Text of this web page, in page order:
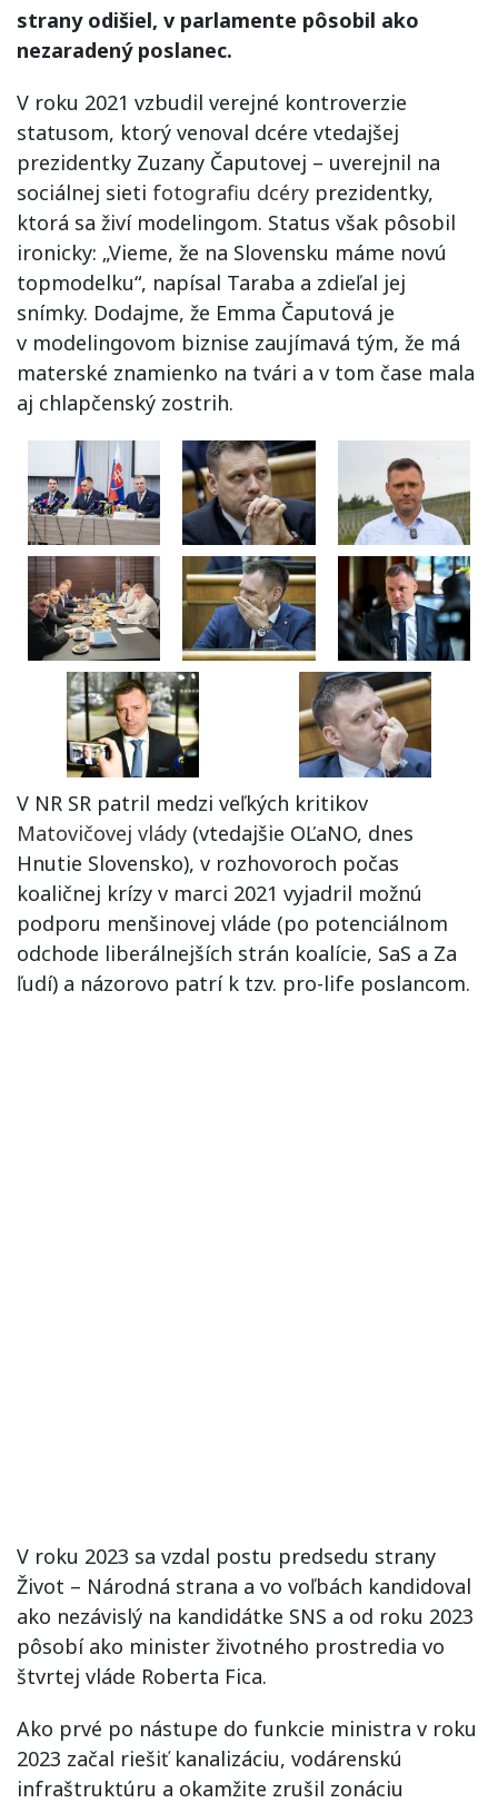
strany odišiel, v parlamente pôsobil ako
nezaradený poslanec.
V roku 2021 vzbudil verejné kontroverzie
statusom, ktorý venoval dcére vtedajšej
prezidentky Zuzany Čaputovej – uverejnil na
sociálnej sieti fotografiu dcéry prezidentky,
ktorá sa živí modelingom. Status však pôsobil
ironicky: „Vieme, že na Slovensku máme novú
topmodelku“, napísal Taraba a zdieľal jej
snímky. Dodajme, že Emma Čaputová je
v modelingovom biznise zaujímavá tým, že má
materské znamienko na tvári a v tom čase mala
aj chlapčenský zostrih.
V NR SR patril medzi veľkých kritikov
Matovičovej vlády (vtedajšie OĽaNO, dnes
Hnutie Slovensko), v rozhovoroch počas
koaličnej krízy v marci 2021 vyjadril možnú
podporu menšinovej vláde (po potenciálnom
odchode liberálnejších strán koalície, SaS a Za
ľudí) a názorovo patrí k tzv. pro-life poslancom.
V roku 2023 sa vzdal postu predsedu strany
Život – Národná strana a vo voľbách kandidoval
ako nezávislý na kandidátke SNS a od roku 2023
pôsobí ako minister životného prostredia vo
štvrtej vláde Roberta Fica.
Ako prvé po nástupe do funkcie ministra v roku
2023 začal riešiť kanalizáciu, vodárenskú
infraštruktúru a okamžite zrušil zonáciu